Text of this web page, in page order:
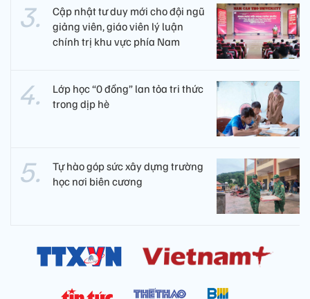
Cập nhật tư duy mới cho đội ngũ
giảng viên, giáo viên lý luận
chính trị khu vực phía Nam
Lớp học “0 đồng” lan tỏa tri thức
trong dịp hè
Tự hào góp sức xây dựng trường
học nơi biên cương